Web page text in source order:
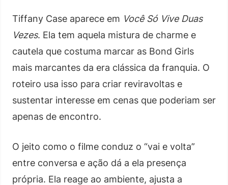
Tiffany Case aparece em Você Só Vive Duas
Vezes. Ela tem aquela mistura de charme e
cautela que costuma marcar as Bond Girls
mais marcantes da era clássica da franquia. O
roteiro usa isso para criar reviravoltas e
sustentar interesse em cenas que poderiam ser
apenas de encontro.
O jeito como o filme conduz o “vai e volta”
entre conversa e ação dá a ela presença
própria. Ela reage ao ambiente, ajusta a